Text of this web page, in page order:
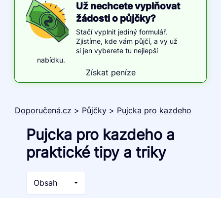
Už nechcete vyplňovat
žádosti o půjčky?
Stačí vyplnit jediný formulář.
Zjistíme, kde vám půjčí, a vy už
si jen vyberete tu nejlepší
nabídku.
Získat peníze
Doporučená.cz > Půjčky > Pujcka pro kazdeho
Pujcka pro kazdeho a
praktické tipy a triky
Obsah